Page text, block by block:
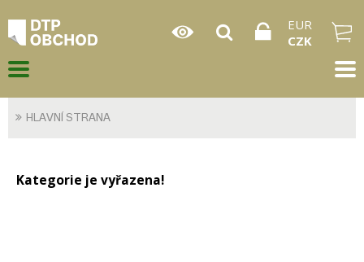
EUR
CZK
HLAVNÍ STRANA
Kategorie je vyřazena!